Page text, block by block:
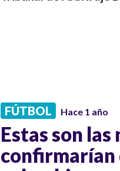
FÚTBOL Hace 1 año
Estas son
confirmarían